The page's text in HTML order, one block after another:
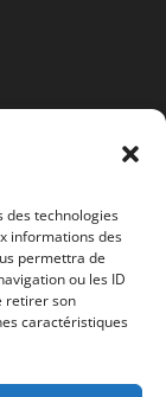
des technologies
informations des
permettra de
ou les ID
retirer son
caractéristiques
rurales